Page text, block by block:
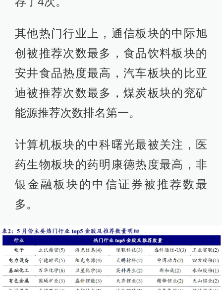
其他热门行业上，通信板块的中际旭
创被推荐次数最多，食品饮料板块的
安井食品热度最高，汽车板块的比亚
迪被推荐次数最多，煤炭板块的兖矿
能源推荐次数排名第一。
计算机板块的中科曙光最被关注，医
药生物板块的药明康德热度最高，非
银金融板块的中信证券被推荐数最
多。